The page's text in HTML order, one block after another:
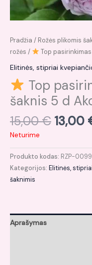
Pradžia / Rožės plikomis
rožės / Top
Elitinės, stipriai
Top
šaknis 5 d
15,00€ 13,00
Neturime
Produkto kodas: RZP-0099
Kategorijos: Elitinės,
šaknimis
Aprašymas